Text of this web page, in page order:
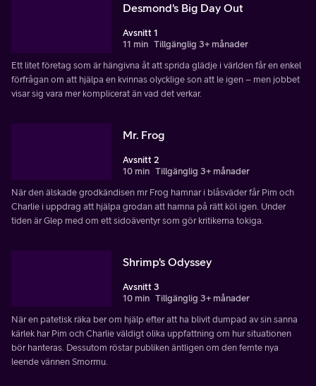
Desmond's Big Day Out
Avsnitt 1
11 min Tillgänglig 3+ månader
Ett litet företag som är hängivna åt att sprida glädje i världen får en enkel
förfrågan om att hjälpa en kvinnas olycklige son att le igen – men jobbet
visar sig vara mer komplicerat än vad det verkar.
Mr. Frog
Avsnitt 2
10 min Tillgänglig 3+ månader
När den älskade grodkändisen mr Frog hamnar i blåsväder får Pim och
Charlie i uppdrag att hjälpa grodan att hamna på rätt köl igen. Under
tiden är Glep med om ett sidoäventyr som gör kritikerna tokiga.
Shrimp's Odyssey
Avsnitt 3
10 min Tillgänglig 3+ månader
När en patetisk räka ber om hjälp efter att ha blivit dumpad av sin sanna
kärlek har Pim och Charlie väldigt olika uppfattning om hur situationen
bör hanteras. Dessutom röstar publiken äntligen om den femte nya
leende vännen Smormu.